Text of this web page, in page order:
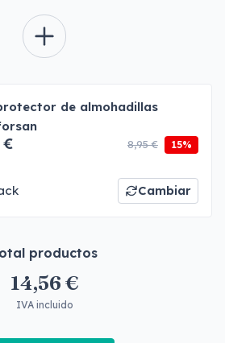
de almohadillas
€ 8,95 € 15%
Cambiar
productos
14,56 €
IVA incluido